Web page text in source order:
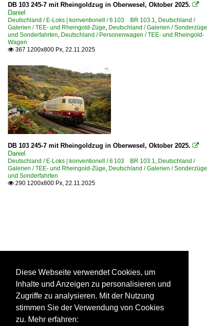
DB 103 245-7 mit Rheingoldzug in Oberwesel, Oktober 2025. 
Daniel
Deutschland / E-Loks | konventionell / 6 103 BR 103.1, Deutschland /
Galerien / TEE- und Rheingold-Züge, Deutschland / Galerien / Sonderzüge
und Sonderfahrten, Deutschland / Personenwagen / TEE- und Rheingold-
Wagen
 367 1200x800 Px, 22.11.2025
DB 103 245-7 mit Rheingoldzug in Oberwesel, Oktober 2025. 
Daniel
Deutschland / E-Loks | konventionell / 6 103 BR 103.1, Deutschland /
Galerien / TEE- und Rheingold-Züge, Deutschland / Galerien / Sonderzüge
und Sonderfahrten
 290 1200x800 Px, 22.11.2025
Diese Webseite verwendet Cookies, um
Inhalte und Anzeigen zu personalisieren und
Zugriffe zu analysieren. Mit der Nutzung
stimmen Sie der Verwendung von Cookies
zu. Mehr erfahren: